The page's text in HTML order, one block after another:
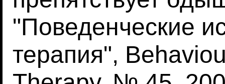
"Поведенческие
терапия",